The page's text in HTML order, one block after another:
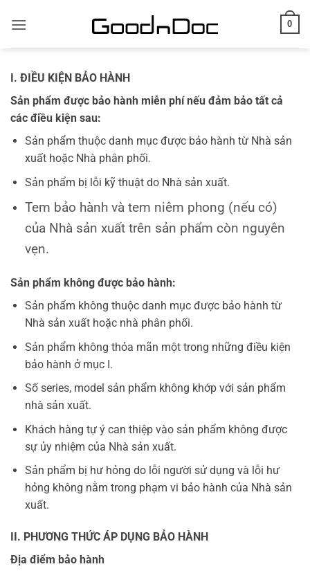
0
I. ĐIỀU KIỆN BẢO HÀNH
Sản phẩm được bảo hành miễn phí nếu đảm bảo tất cả
các điều kiện sau:
Sản phẩm thuộc danh mục được bảo hành từ Nhà sản
xuất hoặc Nhà phân phối.
Sản phẩm bị lỗi kỹ thuật do Nhà sản xuất.
Tem bảo hành và tem niêm phong (nếu có)
của Nhà sản xuất trên sản phẩm còn nguyên
vẹn.
Sản phẩm không được bảo hành:
Sản phẩm không thuộc danh mục được bảo hành từ
Nhà sản xuất hoặc nhà phân phối.
Sản phẩm không thỏa mãn một trong những điều kiện
bảo hành ở mục I.
Số series, model sản phẩm không khớp với sản phẩm
nhà sản xuất.
Khách hàng tự ý can thiệp vào sản phẩm không được
sự ủy nhiệm của Nhà sản xuất.
Sản phẩm bị hư hỏng do lỗi người sử dụng và lỗi hư
hỏng không nằm trong phạm vi bảo hành của Nhà sản
xuất.
II. PHƯƠNG THỨC ÁP DỤNG BẢO HÀNH
Địa điểm bảo hành